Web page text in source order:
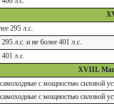
295 л.с.
л.с. и не более 401 л.с.
л.с.
XVIII.
с мощностью силовой
с мощностью силовой